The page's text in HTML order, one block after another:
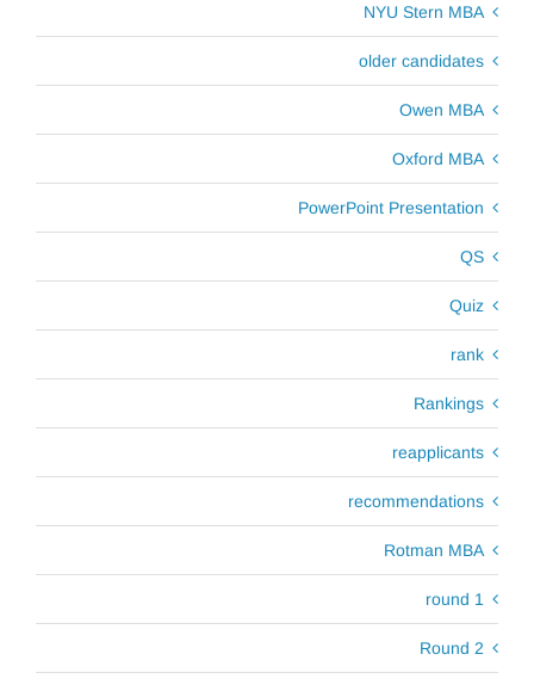
NYU Stern MBA
older candidates
Owen MBA
Oxford MBA
PowerPoint Presentation
QS
Quiz
rank
Rankings
reapplicants
recommendations
Rotman MBA
round 1
Round 2